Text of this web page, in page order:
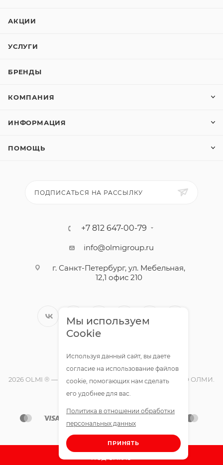
ПОД ЗАКАЗ
АКЦИИ
УСЛУГИ
БРЕНДЫ
КОМПАНИЯ
ИНФОРМАЦИЯ
ПОМОЩЬ
ПОДПИСАТЬСЯ НА РАССЫЛКУ
+7 812 647-00-79
info@olmigroup.ru
г. Санкт-Петербург, ул. Мебельная,
12,1 офис 210
2026 OLMI ® — официальный интернет-магазин ООО ОЛМИ.
Все права защищены.
Мы используем
Cookie
Используя данный сайт, вы даете
согласие на использование файлов
cookie, помогающих нам сделать
его удобнее для вас.
Политика в отношении обработки
персональных данных
ПРИНЯТЬ